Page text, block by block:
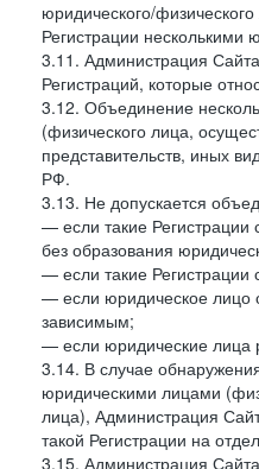
юридического/
Регистрации
3.11. Администрация
Регистраций, которые
3.12. Объединение
(физического лица,
представительств, иных
РФ.
3.13. Не допускается
— если такие
без образования
— если такие
— если юридическое лицо
зависимым;
— если юридические лица
3.14. В случае
юридическими лицами
лица), Администрация
такой Регистрации на
3.15. Администрация